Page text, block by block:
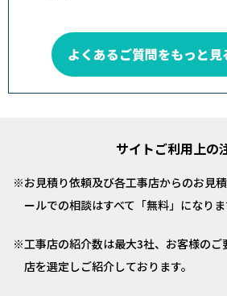
よくあるご質問をもっと見
サイトご利用上の
お見積り依頼及び各工事店からのお見
ールでの相談はすべて「無料」になりま
工事店の紹介数は最大3社、お客様のご
店を選定しご紹介しております。